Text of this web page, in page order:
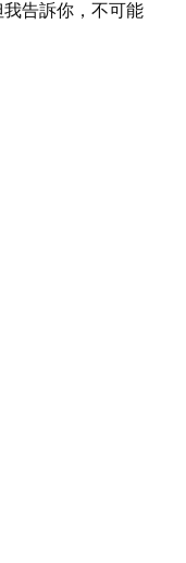
告訴你，不可能